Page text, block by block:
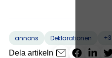
annons Deklarationen
+3
Dela artikeln